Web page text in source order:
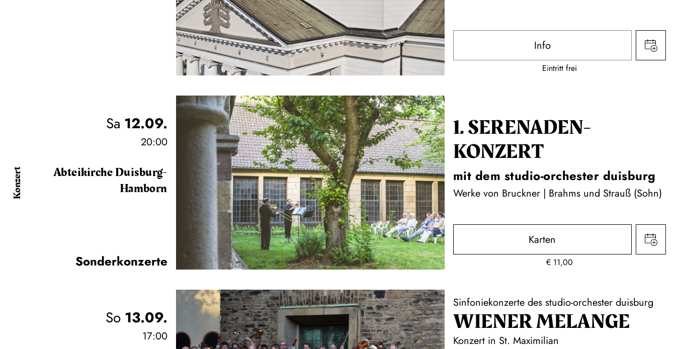
Info
Eintritt frei
Konzert
Sa 12.09.
20:00
Abteikirche Duisburg-
Hamborn
Sonderkonzerte
1. SERENADEN­
KONZERT
mit dem studio-orchester duisburg
Werke von Bruckner | Brahms und Strauß (Sohn)
Karten
€ 11,00
So 13.09.
17:00
Sinfoniekonzerte des studio-orchester duisburg
WIENER MELANGE
Konzert in St. Maximilian